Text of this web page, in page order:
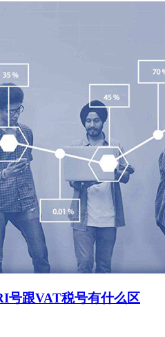
号跟VAT税号有什么区